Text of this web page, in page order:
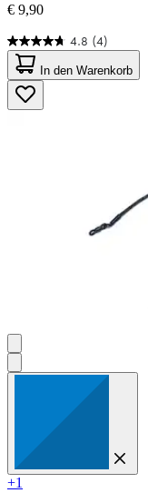
€ 9,90
4.8 (4)
4.8
von
5
Sternen.
4
In den Warenkorb
+1